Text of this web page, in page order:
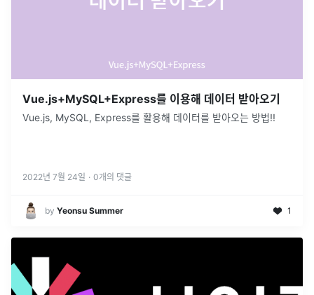
Vue.js+MySQL+Express를 이용해 데이터 받아오기
Vue.js, MySQL, Express를 활용해 데이터를 받아오는 방법!!
2022년 7월 24일 · 0개의 댓글
by Yeonsu Summer 1